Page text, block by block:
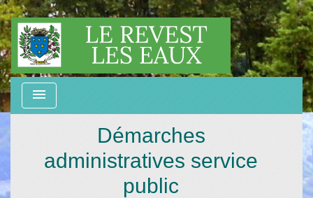
menu
Démarches
administratives service
public